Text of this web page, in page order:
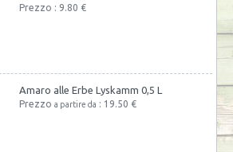
Prezzo : 9.80 €
Amaro alle Erbe Lyskamm 0,5 L
Prezzoa partire da : 19.50 €